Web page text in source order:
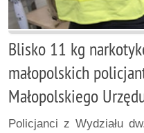
Blisko 11 kg
małopolskich
Małopolskiego
Policjanci z Wydziału